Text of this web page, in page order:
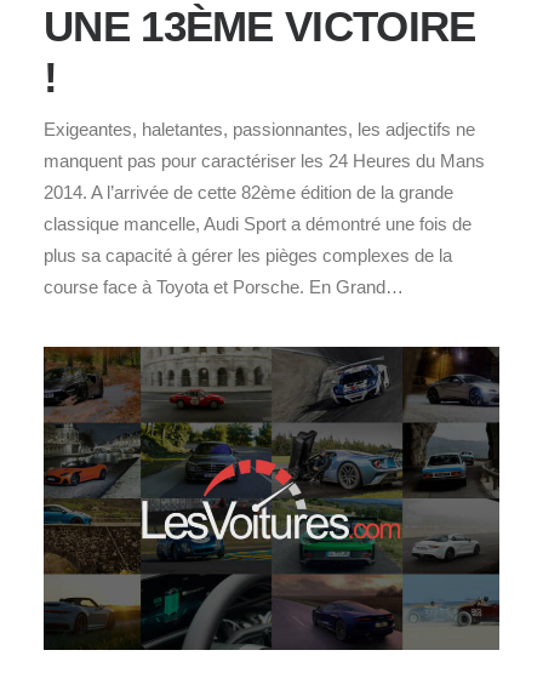
UNE 13ÈME VICTOIRE
!
Exigeantes, haletantes, passionnantes, les adjectifs ne
manquent pas pour caractériser les 24 Heures du Mans
2014. A l’arrivée de cette 82ème édition de la grande
classique mancelle, Audi Sport a démontré une fois de
plus sa capacité à gérer les pièges complexes de la
course face à Toyota et Porsche. En Grand…